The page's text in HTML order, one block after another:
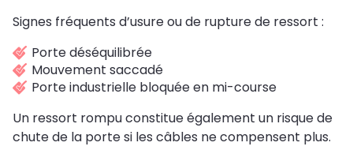
Signes fréquents d’usure ou de rupture de ressort :
Porte déséquilibrée
Mouvement saccadé
Porte industrielle bloquée en mi-course
Un ressort rompu constitue également un risque de
chute de la porte si les câbles ne compensent plus.